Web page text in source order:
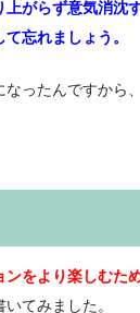
上がらず意気消沈
忘れましょう。
ったんですから
ンをより楽しむた
いてみました。